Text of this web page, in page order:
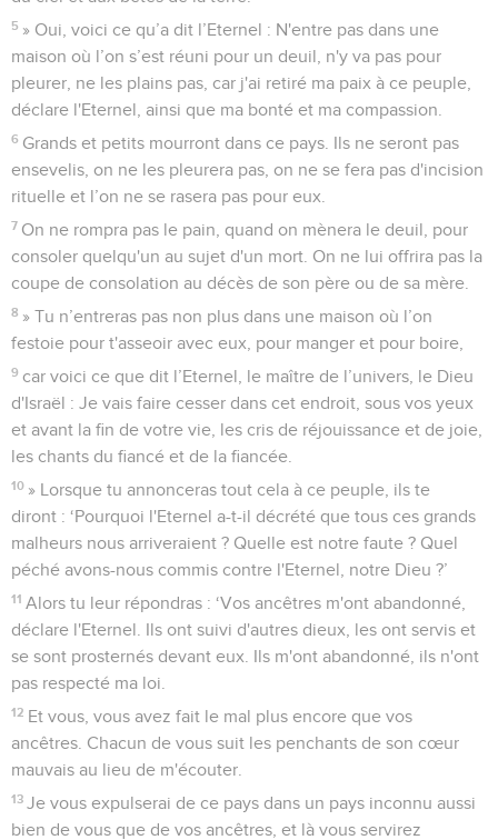
5 » Oui, voici ce qu’a dit l’Eternel : N'entre pas dans une
maison où l’on s’est réuni pour un deuil, n'y va pas pour
pleurer, ne les plains pas, car j'ai retiré ma paix à ce peuple,
déclare l'Eternel, ainsi que ma bonté et ma compassion.
6 Grands et petits mourront dans ce pays. Ils ne seront pas
ensevelis, on ne les pleurera pas, on ne se fera pas d'incision
rituelle et l’on ne se rasera pas pour eux.
7 On ne rompra pas le pain, quand on mènera le deuil, pour
consoler quelqu'un au sujet d'un mort. On ne lui offrira pas la
coupe de consolation au décès de son père ou de sa mère.
8 » Tu n’entreras pas non plus dans une maison où l’on
festoie pour t'asseoir avec eux, pour manger et pour boire,
9 car voici ce que dit l’Eternel, le maître de l’univers, le Dieu
d'Israël : Je vais faire cesser dans cet endroit, sous vos yeux
et avant la fin de votre vie, les cris de réjouissance et de joie,
les chants du fiancé et de la fiancée.
10 » Lorsque tu annonceras tout cela à ce peuple, ils te
diront : ‘Pourquoi l'Eternel a-t-il décrété que tous ces grands
malheurs nous arriveraient ? Quelle est notre faute ? Quel
péché avons-nous commis contre l'Eternel, notre Dieu ?’
11 Alors tu leur répondras : ‘Vos ancêtres m'ont abandonné,
déclare l'Eternel. Ils ont suivi d'autres dieux, les ont servis et
se sont prosternés devant eux. Ils m'ont abandonné, ils n'ont
pas respecté ma loi.
12 Et vous, vous avez fait le mal plus encore que vos
ancêtres. Chacun de vous suit les penchants de son cœur
mauvais au lieu de m'écouter.
13 Je vous expulserai de ce pays dans un pays inconnu aussi
bien de vous que de vos ancêtres, et là vous servirez